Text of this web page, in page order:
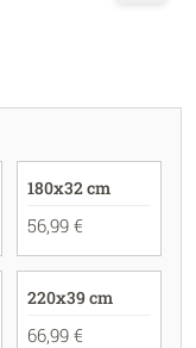
180x32 cm
56,99 €
220x39 cm
66,99 €